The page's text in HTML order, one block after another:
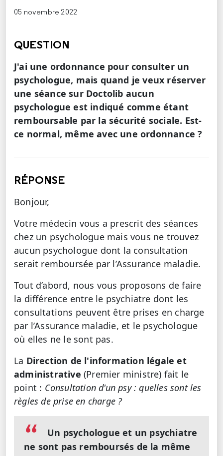
05 novembre 2022
QUESTION
J'ai une ordonnance pour consulter un
psychologue, mais quand je veux réserver
une séance sur Doctolib aucun
psychologue est indiqué comme étant
remboursable par la sécurité sociale. Est-
ce normal, même avec une ordonnance ?
RÉPONSE
Bonjour,
Votre médecin vous a prescrit des séances
chez un psychologue mais vous ne trouvez
aucun psychologue dont la consultation
serait remboursée par l’Assurance maladie.
Tout d’abord, nous vous proposons de faire
la différence entre le psychiatre dont les
consultations peuvent être prises en charge
par l’Assurance maladie, et le psychologue
où elles ne le sont pas.
La Direction de l'information légale et
administrative (Premier ministre) fait le
point : Consultation d'un psy : quelles sont les
règles de prise en charge ?
Un psychologue et un psychiatre
ne sont pas remboursés de la même